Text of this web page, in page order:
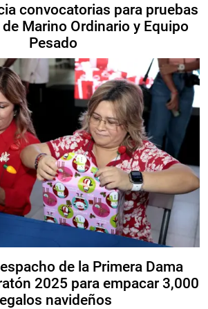
convocatorias para pruebas
Marino Ordinario y Equipo
Pesado
de la Primera Dama
2025 para empacar 3,000
navideños